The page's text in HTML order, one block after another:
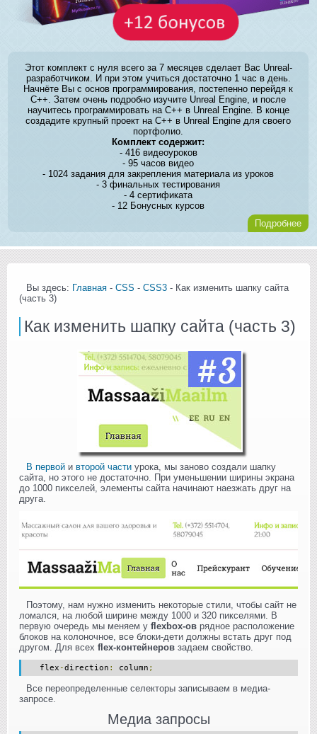
Этот комплект с нуля всего за 7 месяцев сделает Вас Unreal-
разработчиком. И при этом учиться достаточно 1 час в день.
Начнёте Вы с основ программирования, постепенно перейдя к
C++. Затем очень подробно изучите Unreal Engine, и после
научитесь программировать на C++ в Unreal Engine. В конце
создадите крупный проект на C++ в Unreal Engine для своего
портфолио.
Комплект содержит:
- 416 видеоуроков
- 95 часов видео
- 1024 задания для закрепления материала из уроков
- 3 финальных тестирования
- 4 сертификата
- 12 Бонусных курсов
Подробнее
Вы здесь: Главная - CSS - CSS3 - Как изменить шапку сайта
(часть 3)
Как изменить шапку сайта (часть 3)
В первой и второй части урока, мы заново создали шапку
сайта, но этого не достаточно. При уменьшении ширины экрана
до 1000 пикселей, элементы сайта начинают наезжать друг на
друга.
Поэтому, нам нужно изменить некоторые стили, чтобы сайт не
ломался, на любой ширине между 1000 и 320 пикселями. В
первую очередь мы меняем у flexbox-ов рядное расположение
блоков на колоночное, все блоки-дети должны встать друг под
другом. Для всех flex-контейнеров задаем свойство.
flex -direction : column ;
Все переопределенные селекторы записываем в медиа-
запросе.
Медиа запросы